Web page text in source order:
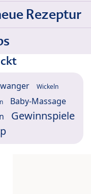
Rezeptur
Wickeln
Baby-Massage
Gewinnspiele